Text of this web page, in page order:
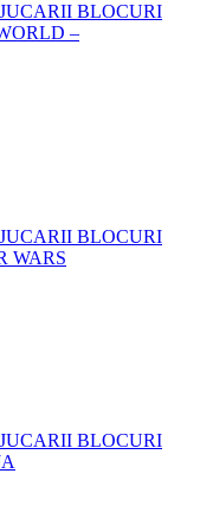
JUCARII BLOCURI
–
JUCARII BLOCURI
WARS
JUCARII BLOCURI